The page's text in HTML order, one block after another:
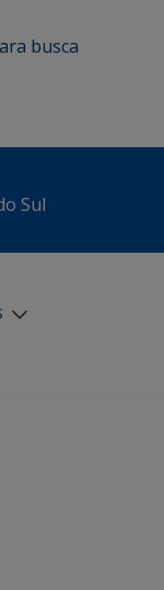
busca
Sul